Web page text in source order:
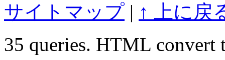
サイトマップ | ↑ 上に戻
35 queries. HTML convert